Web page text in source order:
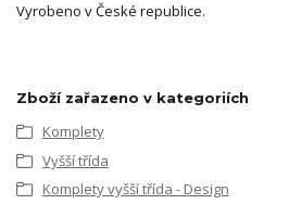
Vyrobeno v České republice.
Zboží zařazeno v kategoriích
Komplety
Vyšší třída
Komplety vyšší třída - Design